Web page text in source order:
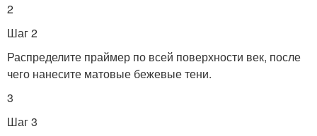
2
Шаг 2
Распределите праймер по всей поверхности век, после
чего нанесите матовые бежевые тени.
3
Шаг 3